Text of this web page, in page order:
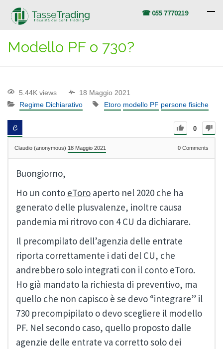
☎ 055 7770219
Modello PF o 730?
5.44K views
18 Maggio 2021
Regime Dichiarativo
Etoro modello PF persone fisiche
0
Claudio (anonymous) 18 Maggio 2021 0 Comments
Buongiorno,
Ho un conto eToro aperto nel 2020 che ha
generato delle plusvalenze, inoltre causa
pandemia mi ritrovo con 4 CU da dichiarare.
Il precompilato dell’agenzia delle entrate
riporta correttamente i dati del CU, che
andrebbero solo integrati con il conto eToro.
Ho già mandato la richiesta di preventivo, ma
quello che non capisco è se devo “integrare” il
730 precompipilato o devo scegliere il modello
PF. Nel secondo caso, quello proposto dalle
agenzie delle entrate va corretto solo dei